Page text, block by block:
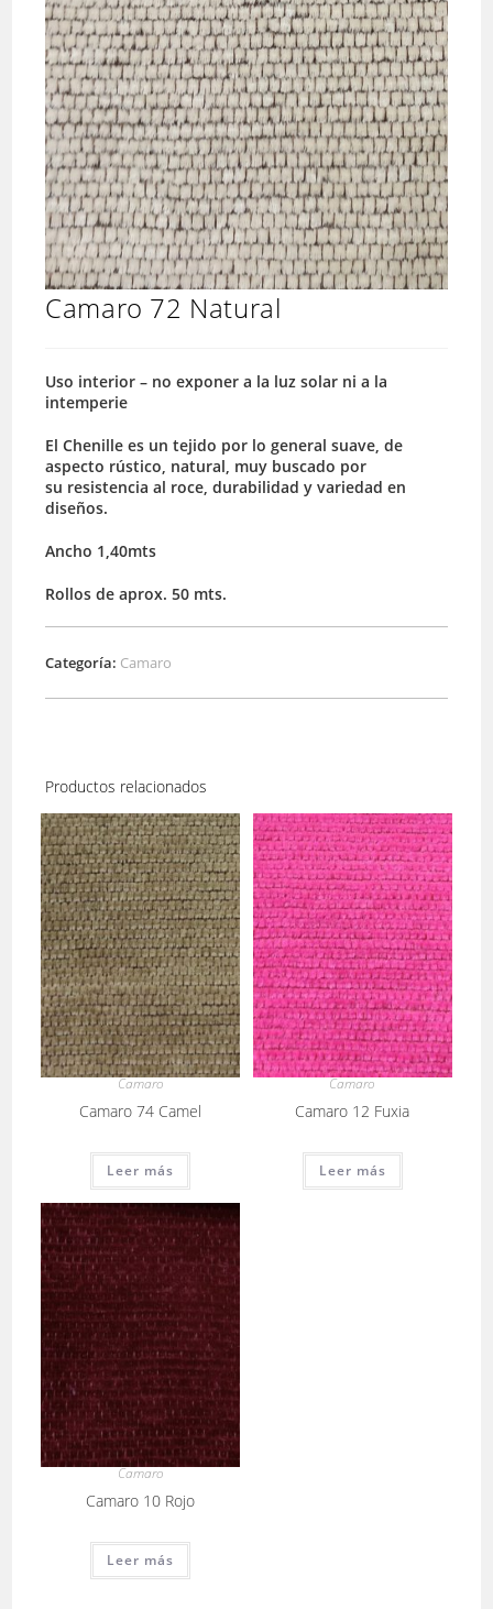
Camaro 72 Natural
Uso interior – no exponer a la luz solar ni a la
intemperie
El Chenille es un tejido por lo general suave, de
aspecto rústico, natural, muy buscado por
su resistencia al roce, durabilidad y variedad en
diseños.
Ancho 1,40mts
Rollos de aprox. 50 mts.
Categoría: Camaro
Productos relacionados
Camaro
Camaro 74 Camel
Leer más
Camaro
Camaro 12 Fuxia
Leer más
Camaro
Camaro 10 Rojo
Leer más